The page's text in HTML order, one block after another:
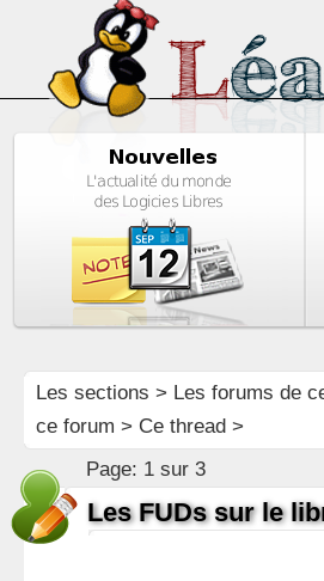
Les sections > Les forums de
ce forum > Ce thread >
Page: 1 sur 3
Les FUDs sur le